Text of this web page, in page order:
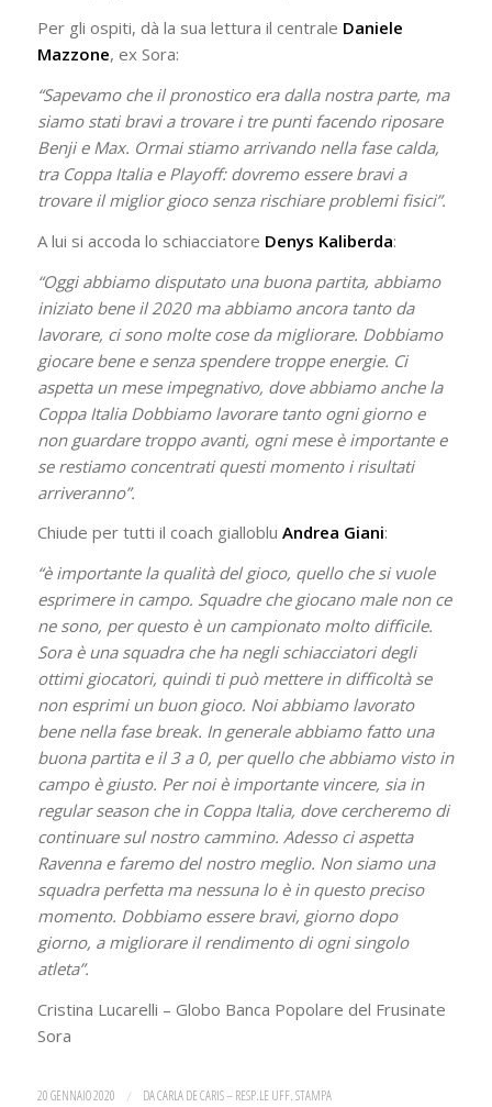
Per gli ospiti, dà la sua lettura il centrale Daniele
Mazzone, ex Sora:
“Sapevamo che il pronostico era dalla nostra parte, ma
siamo stati bravi a trovare i tre punti facendo riposare
Benji e Max. Ormai stiamo arrivando nella fase calda,
tra Coppa Italia e Playoff: dovremo essere bravi a
trovare il miglior gioco senza rischiare problemi fisici”.
A lui si accoda lo schiacciatore Denys Kaliberda:
“Oggi abbiamo disputato una buona partita, abbiamo
iniziato bene il 2020 ma abbiamo ancora tanto da
lavorare, ci sono molte cose da migliorare. Dobbiamo
giocare bene e senza spendere troppe energie. Ci
aspetta un mese impegnativo, dove abbiamo anche la
Coppa Italia Dobbiamo lavorare tanto ogni giorno e
non guardare troppo avanti, ogni mese è importante e
se restiamo concentrati questi momento i risultati
arriveranno”.
Chiude per tutti il coach gialloblu Andrea Giani:
“è importante la qualità del gioco, quello che si vuole
esprimere in campo. Squadre che giocano male non ce
ne sono, per questo è un campionato molto difficile.
Sora è una squadra che ha negli schiacciatori degli
ottimi giocatori, quindi ti può mettere in difficoltà se
non esprimi un buon gioco. Noi abbiamo lavorato
bene nella fase break. In generale abbiamo fatto una
buona partita e il 3 a 0, per quello che abbiamo visto in
campo è giusto. Per noi è importante vincere, sia in
regular season che in Coppa Italia, dove cercheremo di
continuare sul nostro cammino. Adesso ci aspetta
Ravenna e faremo del nostro meglio. Non siamo una
squadra perfetta ma nessuna lo è in questo preciso
momento. Dobbiamo essere bravi, giorno dopo
giorno, a migliorare il rendimento di ogni singolo
atleta”.
Cristina Lucarelli – Globo Banca Popolare del Frusinate
Sora
20 GENNAIO 2020 / DACARLA DE CARIS – RESP.LE UFF. STAMPA